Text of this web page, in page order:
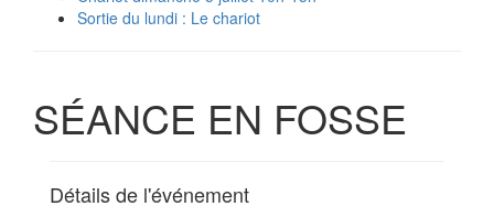
Sortie du lundi : Le chariot
SÉANCE EN FOSSE
Détails de l'événement